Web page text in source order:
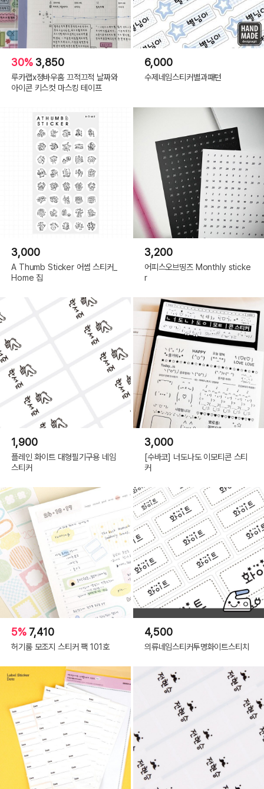
30% 3,850
루카랩x졍바우홈 끄적끄적 날짜와
아이콘 키스컷 마스킹 테이프
6,000
수제네임스티커별과패턴
3,000
A Thumb Sticker 어썸 스티커_
Home 집
3,200
어피스오브띵즈 Monthly sticke
r
1,900
플레인 화이트 대형필기구용 네임
스티커
3,000
[수바코] 너도나도 이모티콘 스티
커
5% 7,410
허기룸 모조지 스티커 팩 101호
4,500
의류네임스티커투명화이트스티치